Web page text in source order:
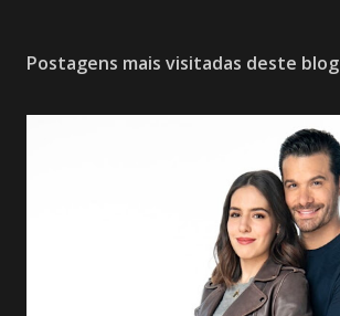
Postagens mais visitadas deste blog